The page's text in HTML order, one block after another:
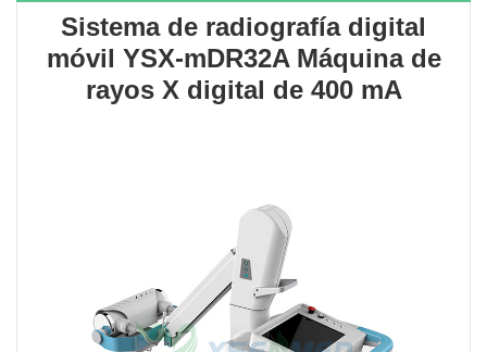
Sistema de radiografía digital
móvil YSX-mDR32A Máquina de
rayos X digital de 400 mA